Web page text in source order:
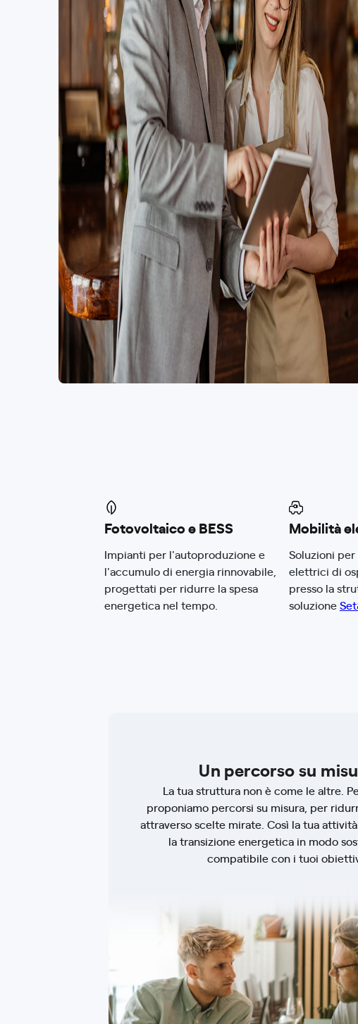
Fotovoltaico e BESS
Impianti per l'autoproduzione e
l'accumulo di energia rinnovabile,
progettati per ridurre la spesa
energetica nel tempo.
Mobilità
Soluzioni
elettrici di
presso la
soluzione
Un percorso su
La tua struttura non è come le altre.
proponiamo percorsi su misura, per
attraverso scelte mirate. Così la tua
la transizione energetica in modo
compatibile con i tuoi